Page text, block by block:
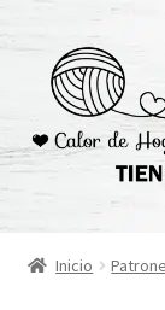
navegación
contenido
Inicio
Inicio